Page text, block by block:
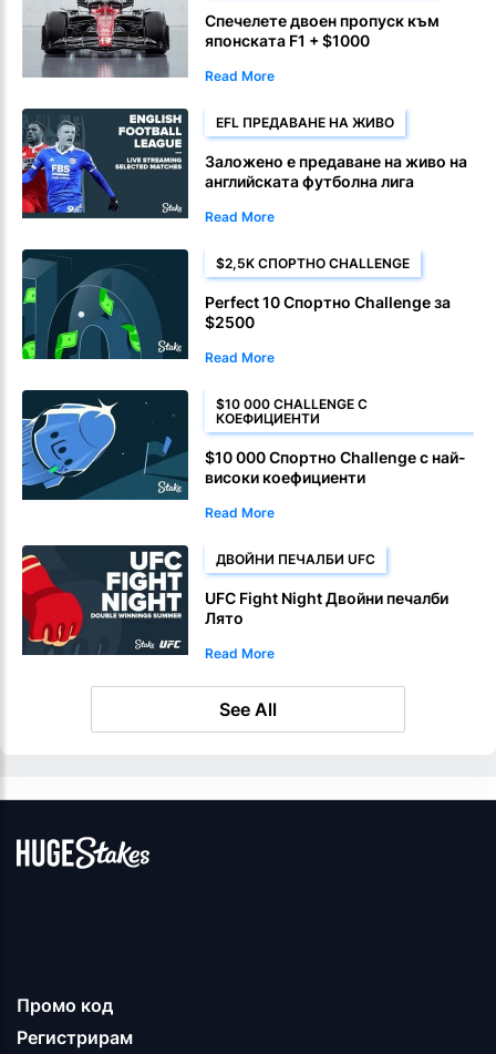
Спечелете двоен пропуск към
японската F1 + $1000
Read More
EFL ПРЕДАВАНЕ НА ЖИВО
Заложено е предаване на живо на
английската футболна лига
Read More
$2,5K СПОРТНО CHALLENGE
Perfect 10 Спортно Challenge за
$2500
Read More
$10 000 CHALLENGE С
КОЕФИЦИЕНТИ
$10 000 Спортно Challenge с най-
високи коефициенти
Read More
ДВОЙНИ ПЕЧАЛБИ UFC
UFC Fight Night Двойни печалби
Лято
Read More
See All
Промо код
Регистрирам